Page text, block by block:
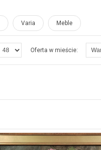
Varia Meble
Oferta w mieście: